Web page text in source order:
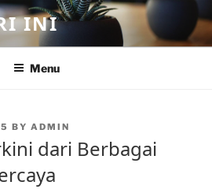
INI
Menu
BY ADMIN
dari Berbagai